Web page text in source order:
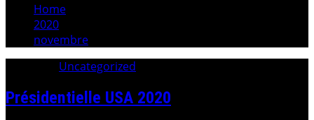
Home
2020
novembre
Uncategorized
Présidentielle USA 2020